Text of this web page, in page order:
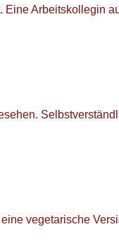
Arbeitskollegin
vegetarische